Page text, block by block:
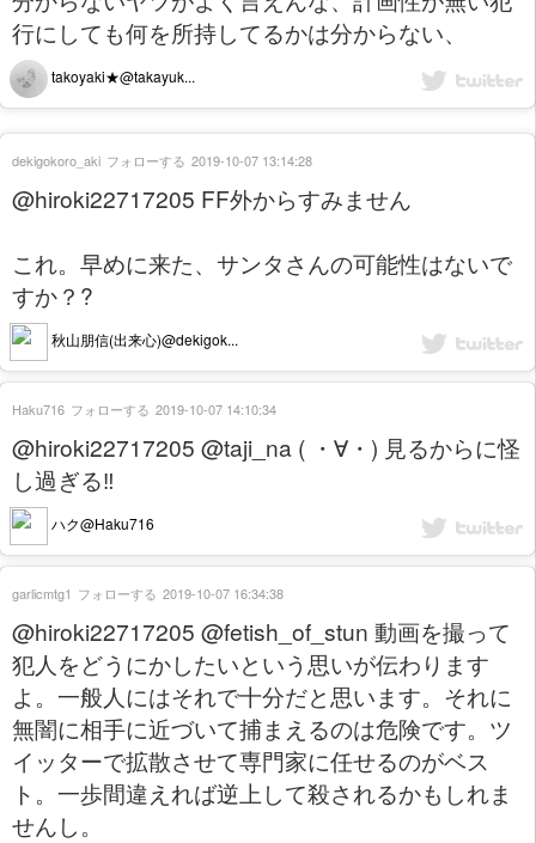
行にしても何を所持してるかは分からない、
takoyaki★@takayuk...
@hiroki22717205 FF外からすみません
これ。早めに来た、サンタさんの可能性はないで
すか？?
秋山朋信(出来心)@dekigok...
dekigokoro_aki フォローする 2019-10-07 13:14:28
@hiroki22717205 @taji_na ( ・∀・) 見るからに怪
し過ぎる‼️
ハク@Haku716
Haku716 フォローする 2019-10-07 14:10:34
@hiroki22717205 @fetish_of_stun 動画を撮って
犯人をどうにかしたいという思いが伝わります
よ。一般人にはそれで十分だと思います。それに
無闇に相手に近づいて捕まえるのは危険です。ツ
イッターで拡散させて専門家に任せるのがベス
ト。一歩間違えれば逆上して殺されるかもしれま
せんし。
garlicmtg1 フォローする 2019-10-07 16:34:38